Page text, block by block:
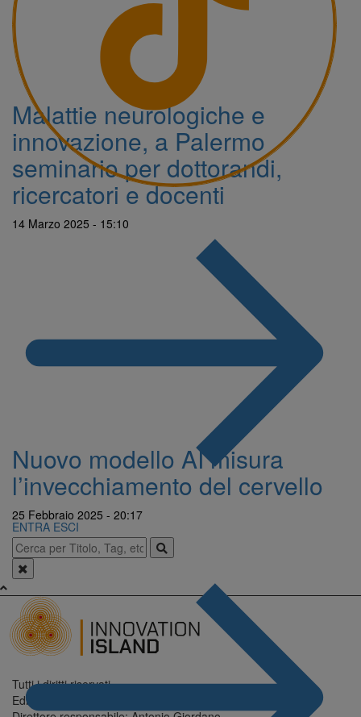
ENTRA ESCI
Malattie neurologiche e
innovazione, a Palermo
seminario per dottorandi,
ricercatori e docenti
14 Marzo 2025 - 15:10
Nuovo modello AI misura
l’invecchiamento del cervello
25 Febbraio 2025 - 20:17
Tutti i diritti riservati.
Editore: Digitrend S.r.l.